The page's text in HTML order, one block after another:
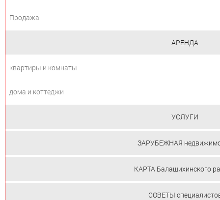
Продажа
АРЕНДА
квартиры и комнаты
дома и коттеджи
УСЛУГИ
ЗАРУБЕЖНАЯ
КАРТА Балашихинского
СОВЕТЫ